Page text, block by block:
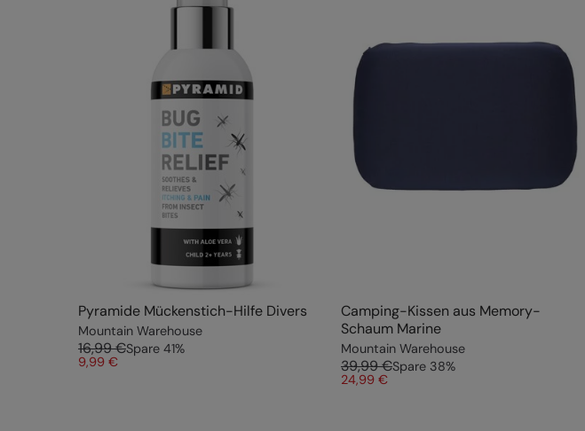
Pyramide Mückenstich-Hilfe Divers
Mountain Warehouse
16,99 €Spare 41%
9,99 €
Camping-Kissen aus Memory-
Schaum Marine
Mountain Warehouse
39,99 €Spare 38%
24,99 €